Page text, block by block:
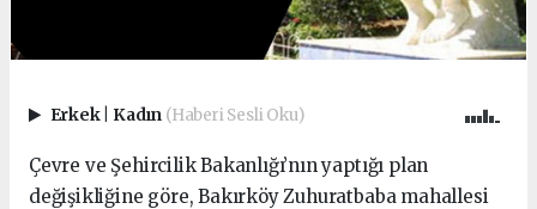
Erkek Kadın (Haberi Sesli Oku)
Çevre ve Şehircilik Bakanlığı’nın yaptığı plan
değişikliğine göre, Bakırköy Zuhuratbaba mahallesi